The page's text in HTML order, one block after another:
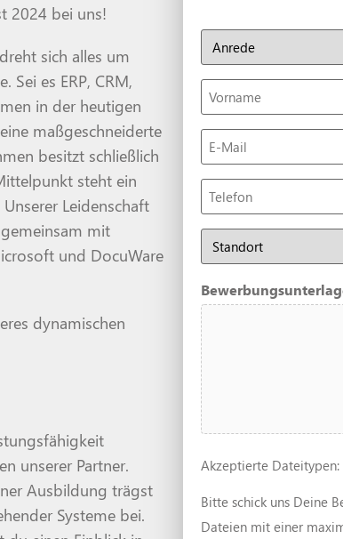
2024 bei uns!
sich alles um
es ERP, CRM,
in der heutigen
maßgeschneiderte
besitzt schließlich
steht ein
Leidenschaft
mit
und DocuWare
dynamischen
unserer Partner.
Ausbildung trägst
Systeme bei.
Anrede
Vorname
E-
Mail
(erforderlich)
Telefon
Bewerbung
für
den
Akzeptierte Dateitypen:
Bitte schick uns Deine
Dateien mit einer